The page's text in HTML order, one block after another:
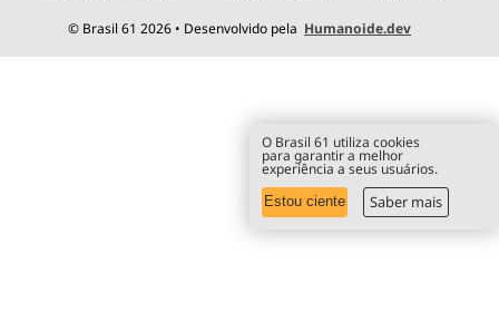
© Brasil 61 2026 • Desenvolvido pela Humanoide.dev
O Brasil 61 utiliza cookies
para garantir a melhor
experiência a seus usuários.
Estou ciente Saber mais